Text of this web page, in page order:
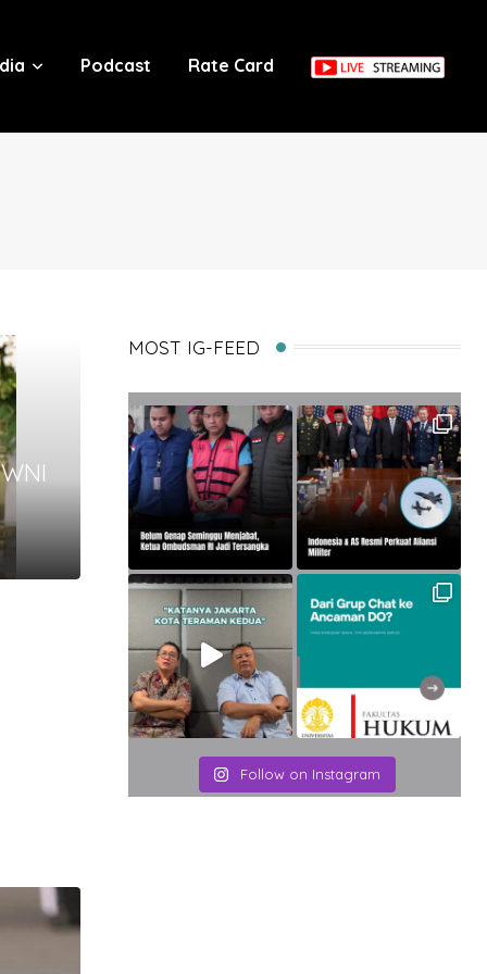
Podcast Rate Card
MOST IG-FEED
Follow on Instagram